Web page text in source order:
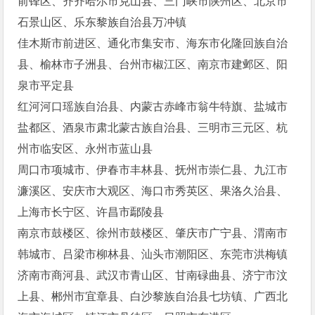
石景山区、乐东黎族自治县万冲镇
佳木斯市前进区、通化市集安市、海东市化隆回族自治
县、榆林市子洲县、台州市椒江区、南京市建邺区、阳
泉市平定县
红河河口瑶族自治县、内蒙古赤峰市翁牛特旗、盐城市
盐都区、酒泉市肃北蒙古族自治县、三明市三元区、杭
州市临安区、永州市蓝山县
周口市项城市、伊春市丰林县、抚州市崇仁县、九江市
濂溪区、安庆市大观区、海口市秀英区、果洛久治县、
上海市长宁区、许昌市鄢陵县
南京市鼓楼区、徐州市鼓楼区、肇庆市广宁县、渭南市
韩城市、吕梁市柳林县、汕头市潮阳区、东莞市洪梅镇
济南市商河县、武汉市青山区、甘南碌曲县、济宁市汶
上县、郴州市宜章县、白沙黎族自治县七坊镇、广西北